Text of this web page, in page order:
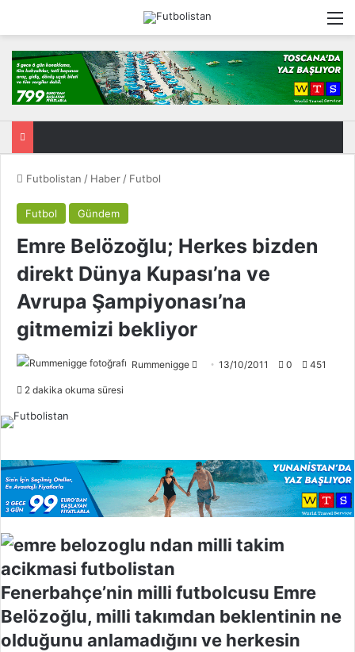
Futbolistan / Haber / Futbol
Futbol Gündem
Emre Belözoğlu; Herkes bizden
direkt Dünya Kupası’na ve
Avrupa Şampiyonası’na
gitmemizi bekliyor
Rummenigge
w
o
n
X
13/10/2011 0 451
2 dakika okuma süresi
Fenerbahçe’nin milli futbolcusu Emre
Belözoğlu, milli takımdan beklentinin ne
olduğunu anlamadığını ve herkesin